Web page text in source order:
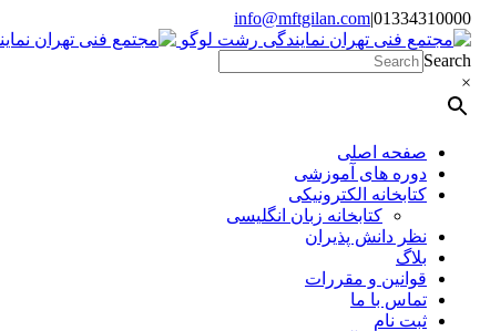
Skip
to
content
01334310000
|
info@mftgilan.com
Instagram
LinkedIn
Search
×
صفحه اصلی
دوره های آموزشی
کتابخانه الکترونیکی
کتابخانه زبان انگلیسی
نظر دانش پذیران
بلاگ
قوانین و مقررات
تماس با ما
ثبت نام